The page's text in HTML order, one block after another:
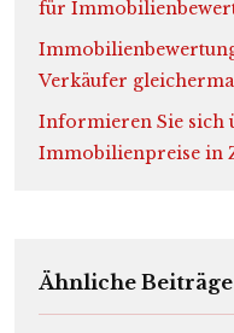
für
Verkäufer
Informieren Sie sich
Immobilienpreise in
Ähnliche Beiträge